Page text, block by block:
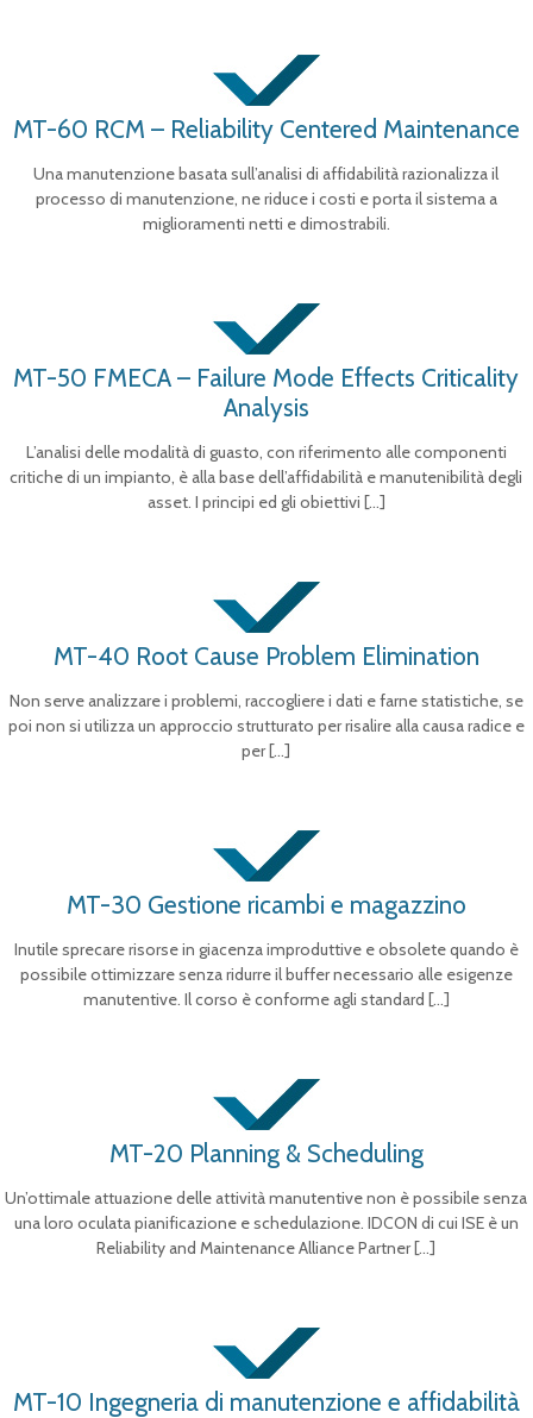
MT-60 RCM – Reliability Centered Maintenance
Una manutenzione basata sull’analisi di affidabilità razionalizza il
processo di manutenzione, ne riduce i costi e porta il sistema a
miglioramenti netti e dimostrabili.
MT-50 FMECA – Failure Mode Effects Criticality
Analysis
L’analisi delle modalità di guasto, con riferimento alle componenti
critiche di un impianto, è alla base dell’affidabilità e manutenibilità degli
asset. I principi ed gli obiettivi […]
MT-40 Root Cause Problem Elimination
Non serve analizzare i problemi, raccogliere i dati e farne statistiche, se
poi non si utilizza un approccio strutturato per risalire alla causa radice e
per[…]
MT-30 Gestione ricambi e magazzino
Inutile sprecare risorse in giacenza improduttive e obsolete quando è
possibile ottimizzare senza ridurre il buffer necessario alle esigenze
manutentive. Il corso è conforme agli standard […]
MT-20 Planning & Scheduling
Un’ottimale attuazione delle attività manutentive non è possibile senza
una loro oculata pianificazione e schedulazione. IDCON di cui ISE è un
Reliability and Maintenance Alliance Partner[…]
MT-10 Ingegneria di manutenzione e affidabilità